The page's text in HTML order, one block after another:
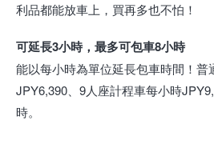
利品都能放車上，買再多也不怕！
可延長3小時，最多可包車8小時
能以每小時為單位延長包車時間！普
JPY6,390、9人座計程車每小時
時。